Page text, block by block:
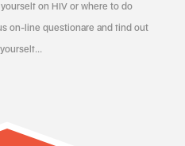
on HIV or where to do
on-line questionare and find out